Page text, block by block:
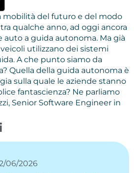
mobilità del futuro e del modo
qualche anno, ad oggi ancora
auto a guida autonoma. Ma già
utilizzano dei sistemi
A che punto siamo da
Quella della guida autonoma è
sulla quale le aziende stanno
fantascienza? Ne parliamo
Senior Software Engineer in
06/2026